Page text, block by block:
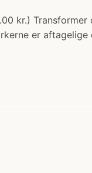
kr.)
er